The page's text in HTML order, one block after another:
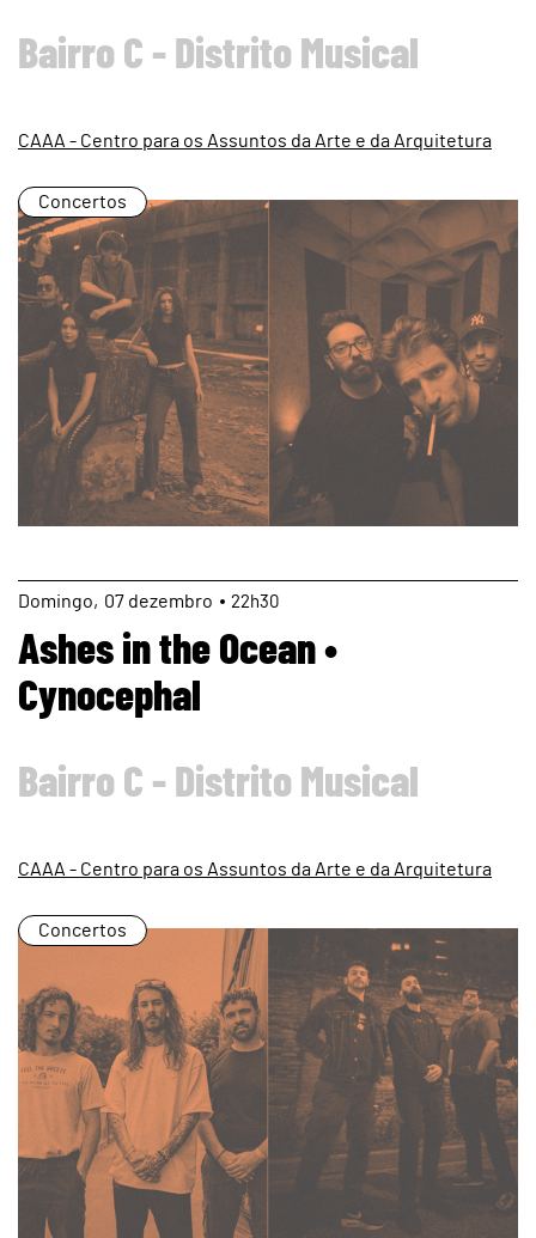
Bairro C - Distrito Musical
CAAA - Centro para os Assuntos da Arte e da Arquitetura
Concertos
page
07 dezembro
Domingo 22h30
Ashes in the Ocean •
Cynocephal
Bairro C - Distrito Musical
CAAA - Centro para os Assuntos da Arte e da Arquitetura
Concertos